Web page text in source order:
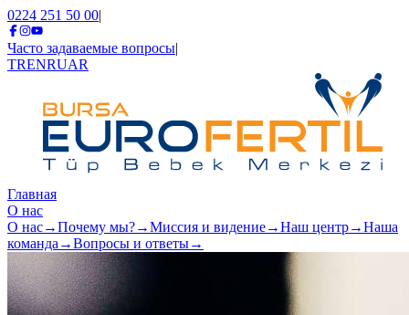
0224 251 50 00|
Часто задаваемые вопросы|
TRENRUAR
Главная
О нас
О нас→Почему мы?→Миссия и видение→Наш центр→Наша
команда →Вопросы и ответы→